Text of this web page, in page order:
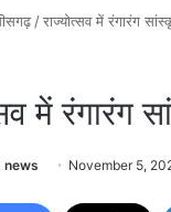
/राज्योत्सव में रंगारंग
में रंगारंग
news November 5,